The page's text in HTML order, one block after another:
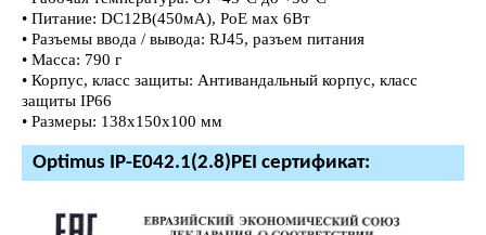
• Питание: DC12В(450мА), PoE мах 6Вт
• Разъемы ввода / вывода: RJ45, разъем питания
• Масса: 790 г
• Корпус, класс защиты: Антивандальный корпус, класс
защиты IР66
• Размеры: 138х150х100 мм
Optimus IP-E042.1(2.8)PEI сертификат: